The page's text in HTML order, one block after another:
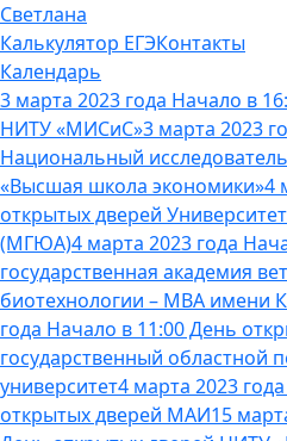
Светлана
Калькулятор ЕГЭКонтакты
Календарь
3 марта 2023 года Начало в
НИТУ «МИСиС»3 марта 2023
Национальный
«Высшая школа экономики»4
открытых дверей
(МГЮА)4 марта 2023 года
государственная академия
биотехнологии – МВА имени
года Начало в 11:00 День
государственный областной
университет4 марта 2023
открытых дверей МАИ15